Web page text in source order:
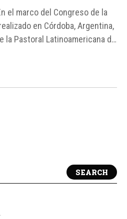
el marco del Congreso de la
en Córdoba, Argentina,
la Pastoral Latinoamericana de
a la persona en el
SEARCH